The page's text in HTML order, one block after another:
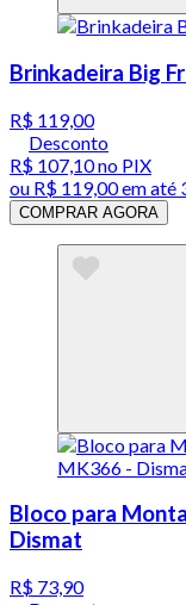
Brinkadeira Big
R$ 119,00
Desconto
R$ 107,10no PIX
ou R$ 119,00em até
COMPRAR AGORA
Bloco para
Dismat
R$ 73,90